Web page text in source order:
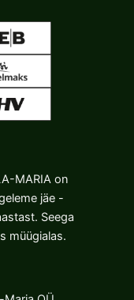
MARIA on
jäe -
Seega
müügialas.